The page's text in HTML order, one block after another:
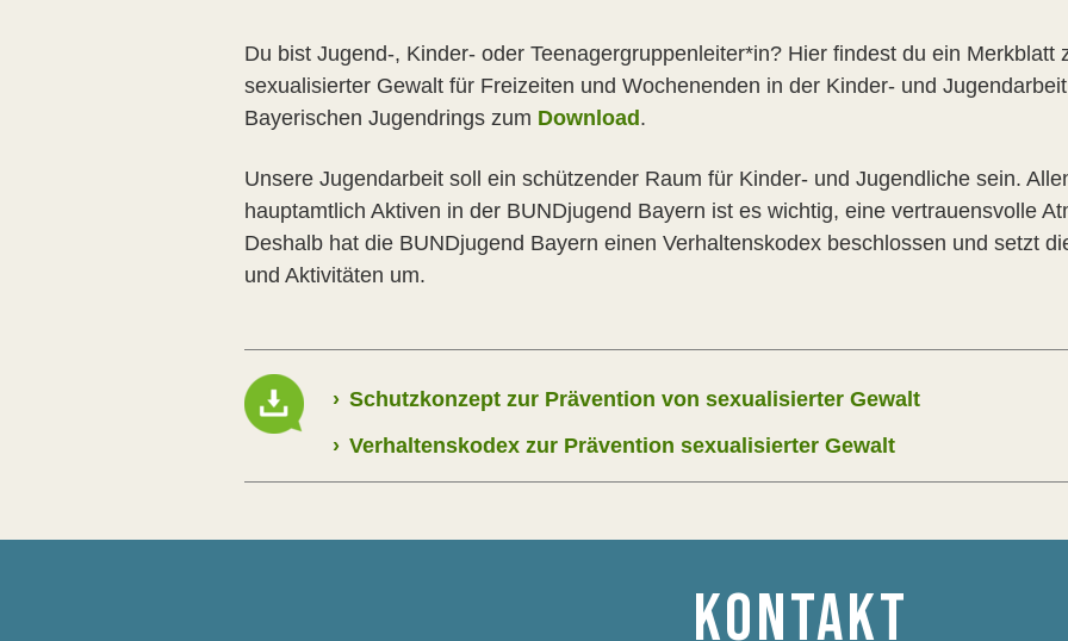
Du bist Jugend-, Kinder- oder Teenagergruppenleiter*in? Hier findest du ein Merkblatt
sexualisierter Gewalt für Freizeiten und Wochenenden in der Kinder- und
Bayerischen Jugendrings zum Download .
Unsere Jugendarbeit soll ein schützender Raum für Kinder- und Jugendliche sein.
hauptamtlich Aktiven in der BUNDjugend Bayern ist es wichtig, eine vertrauensvolle
Deshalb hat die BUNDjugend Bayern einen Verhaltenskodex beschlossen und setzt
und Aktivitäten um.
› Schutzkonzept zur Prävention von sexualisierter Gewalt
› Verhaltenskodex zur Prävention sexualisierter Gewalt
KONTAKT